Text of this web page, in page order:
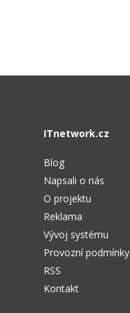
ITnetwork.cz
Blog
Napsali o nás
O projektu
Reklama
Vývoj systému
Provozní podmínky
RSS
Kontakt